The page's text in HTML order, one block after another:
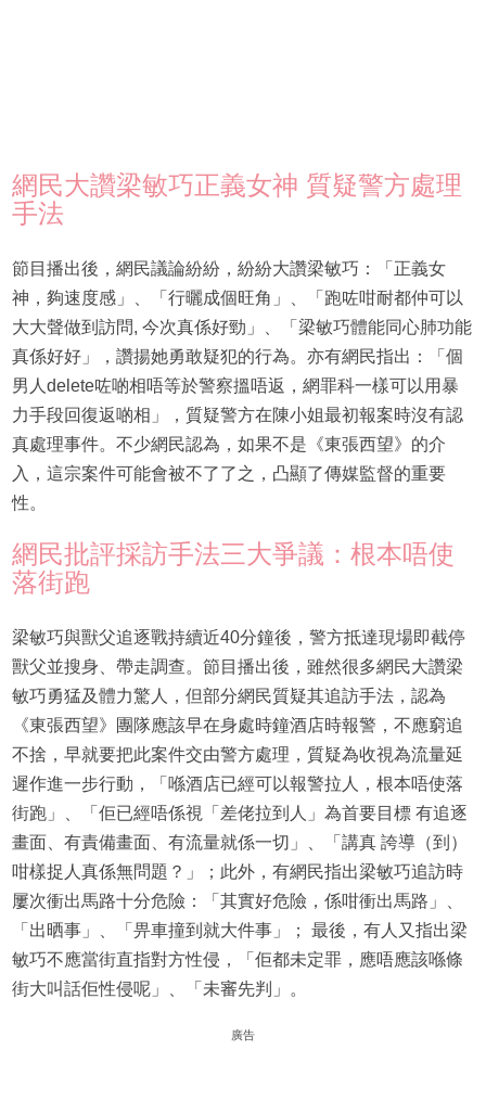
網民大讚梁敏巧正義女神 質疑警方處理
手法
節目播出後，網民議論紛紛，紛紛大讚梁敏巧：「正義女
神，夠速度感」、「行曬成個旺角」、「跑咗咁耐都仲可以
大大聲做到訪問, 今次真係好勁」、「梁敏巧體能同心肺功能
真係好好」，讚揚她勇敢疑犯的行為。亦有網民指出：「個
男人delete咗啲相唔等於警察搵唔返，網罪科一樣可以用暴
力手段回復返啲相」，質疑警方在陳小姐最初報案時沒有認
真處理事件。不少網民認為，如果不是《東張西望》的介
入，這宗案件可能會被不了了之，凸顯了傳媒監督的重要
性。
網民批評採訪手法三大爭議：根本唔使
落街跑
梁敏巧與獸父追逐戰持續近40分鐘後，警方抵達現場即截停
獸父並搜身、帶走調查。節目播出後，雖然很多網民大讚梁
敏巧勇猛及體力驚人，但部分網民質疑其追訪手法，認為
《東張西望》團隊應該早在身處時鐘酒店時報警，不應窮追
不捨，早就要把此案件交由警方處理，質疑為收視為流量延
遲作進一步行動，「喺酒店已經可以報警拉人，根本唔使落
街跑」、「佢已經唔係視「差佬拉到人」為首要目標 有追逐
畫面、有責備畫面、有流量就係一切」、「講真 誇導（到）
咁樣捉人真係無問題？」；此外，有網民指出梁敏巧追訪時
屢次衝出馬路十分危險：「其實好危險，係咁衝出馬路」、
「出晒事」、「畀車撞到就大件事」； 最後，有人又指出梁
敏巧不應當街直指對方性侵，「佢都未定罪，應唔應該喺條
街大叫話佢性侵呢」、「未審先判」。
廣告